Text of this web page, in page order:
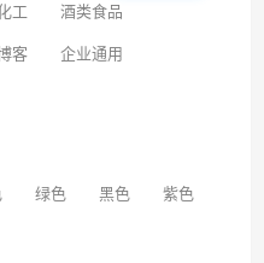
工 酒类食品
客 企业通用
绿色 黑色 紫色